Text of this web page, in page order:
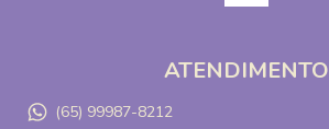
ATENDIMENTO
(65) 99987-8212